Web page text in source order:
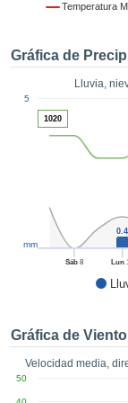
nuestra
sin coste.
de todas
así como
un perfil
para
ACEPTAR
Temperatura
Gráfica de
Lluvia,
Sáb8 Lun
5
mm
0.4
1020
Gráfica de Viento
Velocidad media,
50